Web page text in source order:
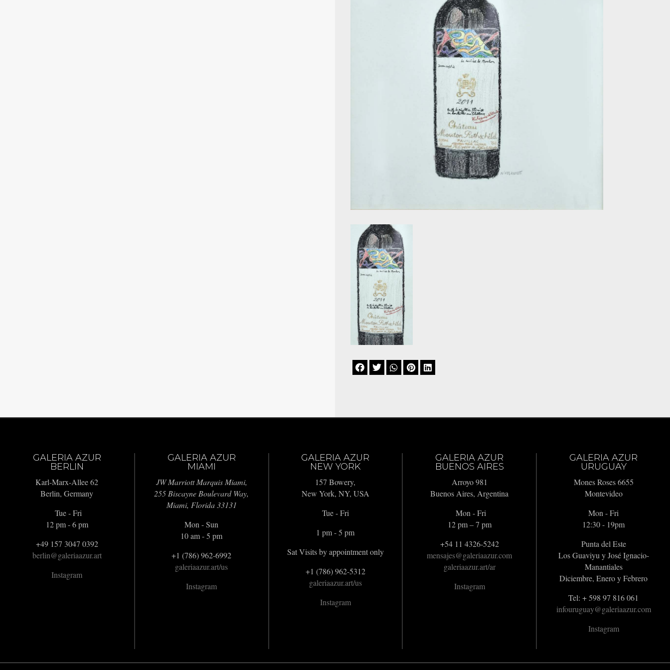
    
GALERIA AZUR
BERLIN
Karl-Marx-Allee 62
Berlin, Germany
Tue - Fri
12 pm - 6 pm
+49 157 3047 0392
berlin@galeriaazur.art
Instagram
GALERIA AZUR
MIAMI
JW Marriott Marquis Miami,
255 Biscayne Boulevard Way,
Miami, Florida 33131
Mon - Sun
10 am - 5 pm
+1 (786) 962-6992
galeriaazur.art/us
Instagram
GALERIA AZUR
NEW YORK
157 Bowery,
New York, NY, USA
Tue - Fri
1 pm - 5 pm
Sat Visits by appointment only
+1 (786) 962-5312
galeriaazur.art/us
Instagram
GALERIA AZUR
BUENOS AIRES
Arroyo 981
Buenos Aires, Argentina
Mon - Fri
12 pm – 7 pm
+54 11 4326-5242
mensajes@galeriaazur.com
galeriaazur.art/ar
Instagram
GALERIA AZUR
URUGUAY
Mones Roses 6655
Montevideo
Mon - Fri
12:30 - 19pm
Punta del Este
Los Guaviyu y José Ignacio-
Manantiales
Diciembre, Enero y Febrero
Tel: + 598 97 816 061
infouruguay@galeriaazur.com
Instagram